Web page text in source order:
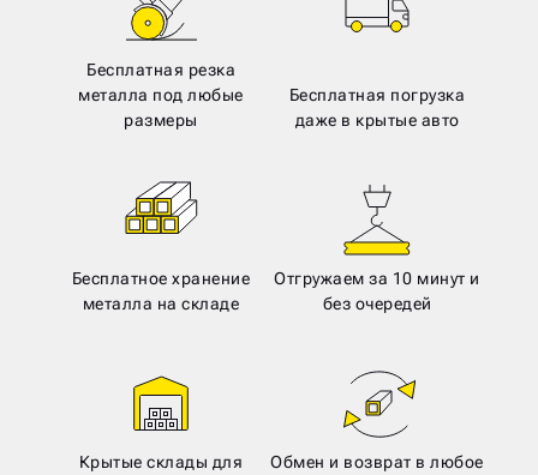
Бесплатная резка
металла под любые
размеры
Бесплатная погрузка
даже в крытые авто
Бесплатное хранение
металла на складе
Отгружаем за 10 минут и
без очередей
Крытые склады для
Обмен и возврат в любое